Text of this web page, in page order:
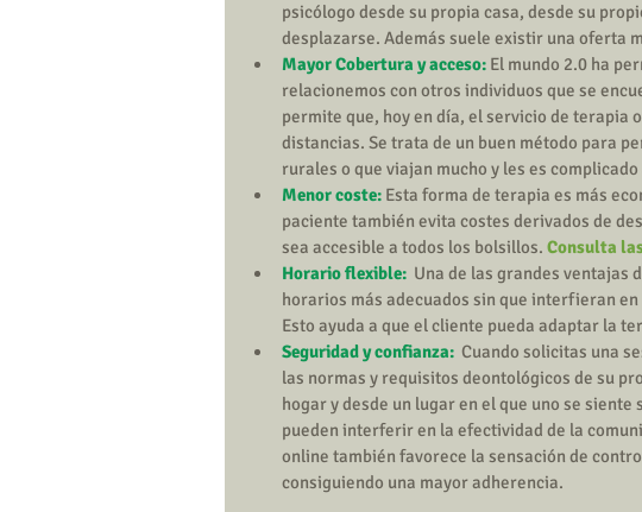
psicólogo desde su propia casa, desde su
desplazarse. Además suele existir una oferta
Mayor Cobertura y acceso: El mundo 2.0 ha
relacionemos con otros individuos que se
permite que, hoy en día, el servicio de terapia
distancias. Se trata de un buen método para
rurales o que viajan mucho y les es
Menor coste: Esta forma de terapia es más
paciente también evita costes derivados de
sea accesible a todos los bolsillos. Consulta
Horario flexible:
Una de las grandes ventajas
horarios más adecuados sin que interfieran
Esto ayuda a que el cliente pueda adaptar la
Seguridad y confianza: Cuando solicitas una
las normas y requisitos deontológicos de su
hogar y desde un lugar en el que uno se
pueden interferir en la efectividad de la
online también favorece la sensación de
consiguiendo una mayor adherencia.